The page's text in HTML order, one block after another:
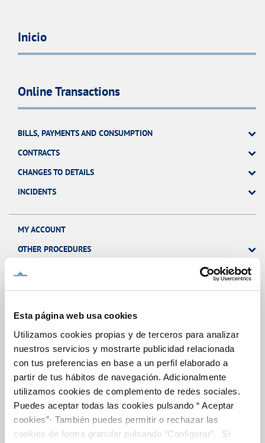
Esta página web usa cookies
Utilizamos cookies propias y de terceros para analizar
nuestros servicios y mostrarte publicidad relacionada
con tus preferencias en base a un perfil elaborado a
partir de tus hábitos de navegación. Adicionalmente
utilizamos cookies de complemento de redes sociales.
Puedes aceptar todas las cookies pulsando “ Aceptar
cookies”· También puedes permitir o rechazar las
cookies de forma granular pulsando “Configurar”. Si
Inicio
Online Transactions
BILLS, PAYMENTS AND CONSUMPTION
CONTRACTS
CHANGES TO DETAILS
INCIDENTS
MY ACCOUNT
OTHER PROCEDURES
ABOUT YOUR BILLING
CUSTOMER SERVICES
SERVICE COMMITMENT
Your Water